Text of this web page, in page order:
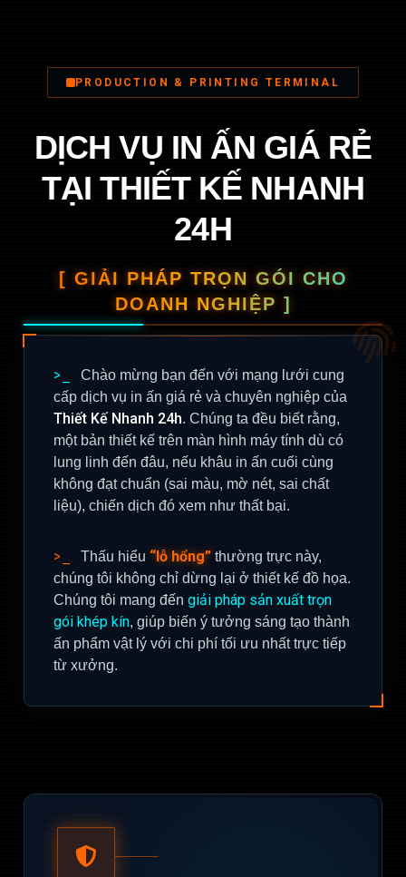
PRODUCTION & PRINTING TERMINAL
DỊCH VỤ IN ẤN GIÁ RẺ
TẠI THIẾT KẾ NHANH
24H
[ GIẢI PHÁP TRỌN GÓI CHO
DOANH NGHIỆP ]
>_
Chào mừng bạn đến với mạng lưới cung
cấp dịch vụ in ấn giá rẻ và chuyên nghiệp của
Thiết Kế Nhanh 24h. Chúng ta đều biết rằng,
một bản thiết kế trên màn hình máy tính dù có
lung linh đến đâu, nếu khâu in ấn cuối cùng
không đạt chuẩn (sai màu, mờ nét, sai chất
liệu), chiến dịch đó xem như thất bại.
>_ Thấu hiểu “lỗ hổng” thường trực này,
chúng tôi không chỉ dừng lại ở thiết kế đồ họa.
Chúng tôi mang đến giải pháp sản xuất trọn
gói khép kín, giúp biến ý tưởng sáng tạo thành
ấn phẩm vật lý với chi phí tối ưu nhất trực tiếp
từ xưởng.